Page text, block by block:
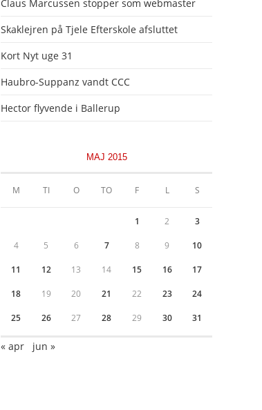
Claus Marcussen stopper som webmaster
Skaklejren på Tjele Efterskole afsluttet
Kort Nyt uge 31
Haubro-Suppanz vandt CCC
Hector flyvende i Ballerup
MAJ 2015
M TI O TO F L S
1 2 3
4 5 6 7 8 9 10
11 12 13 14 15 16 17
18 19 20 21 22 23 24
25 26 27 28 29 30 31
« apr jun »